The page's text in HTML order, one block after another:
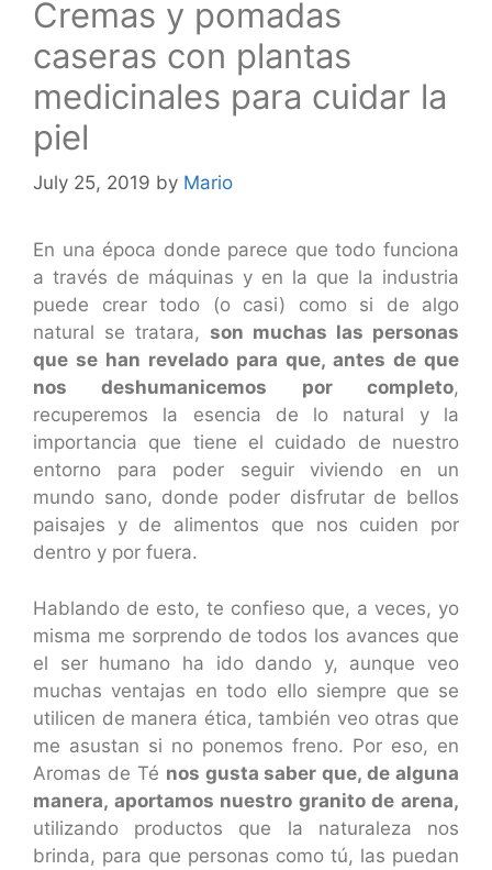
Cremas y pomadas
caseras con plantas
medicinales para cuidar la
piel
July 25, 2019 by Mario
En una época donde parece que todo funciona
a través de máquinas y en la que la industria
puede crear todo (o casi) como si de algo
natural se tratara, son muchas las personas
que se han revelado para que, antes de que
nos deshumanicemos por completo,
recuperemos la esencia de lo natural y la
importancia que tiene el cuidado de nuestro
entorno para poder seguir viviendo en un
mundo sano, donde poder disfrutar de bellos
paisajes y de alimentos que nos cuiden por
dentro y por fuera.
Hablando de esto, te confieso que, a veces, yo
misma me sorprendo de todos los avances que
el ser humano ha ido dando y, aunque veo
muchas ventajas en todo ello siempre que se
utilicen de manera ética, también veo otras que
me asustan si no ponemos freno. Por eso, en
Aromas de Té nos gusta saber que, de alguna
manera, aportamos nuestro granito de arena,
utilizando productos que la naturaleza nos
brinda, para que personas como tú, las puedan